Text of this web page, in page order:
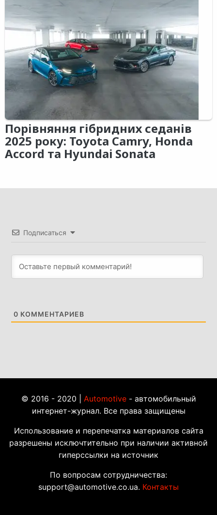
Порівняння гібридних седанів
2025 року: Toyota Camry, Honda
Accord та Hyundai Sonata
Подписаться
0 КОММЕНТАРИЕВ
© 2016 - 2020 | Automotive- автомобильный
интернет-журнал. Все права защищены
Использование и перепечатка материалов сайта
разрешены исключтительно при наличии активной
гиперссылки на источник
По вопросам сотрудничества:
support@automotive.co.ua. Контакты